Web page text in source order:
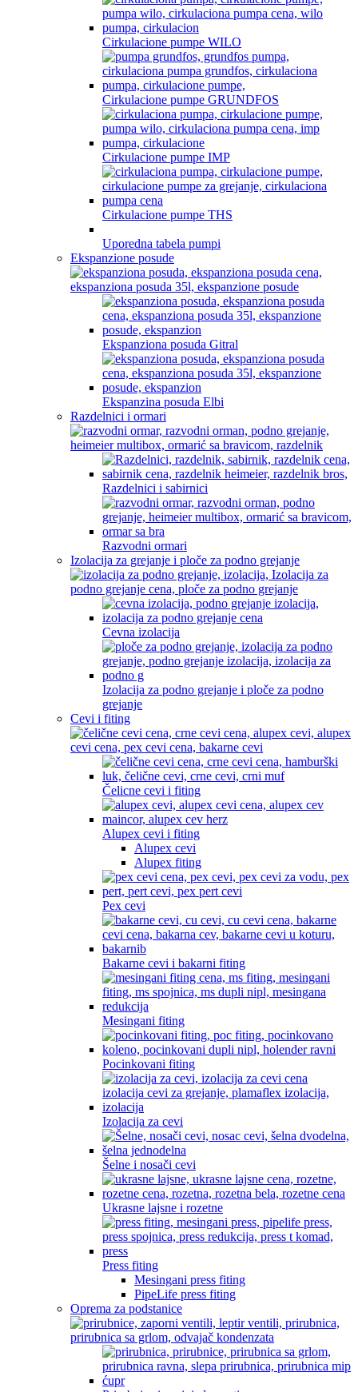
Cirkulacione pumpe WILO
Cirkulacione pumpe GRUNDFOS
Cirkulacione pumpe IMP
Cirkulacione pumpe THS
Uporedna tabela pumpi
Ekspanzione posude
Ekspanziona posuda Gitral
Ekspanzina posuda Elbi
Razdelnici i ormari
Razdelnici i sabirnici
Razvodni ormari
Izolacija za grejanje i ploče za podno grejanje
Cevna izolacija
Izolacija za podno grejanje i ploče za podno
grejanje
Cevi i fiting
Čelicne cevi i fiting
Alupex cevi i fiting
Alupex cevi
Alupex fiting
Pex cevi
Bakarne cevi i bakarni fiting
Mesingani fiting
Pocinkovani fiting
Izolacija za cevi
Šelne i nosači cevi
Ukrasne lajsne i rozetne
Press fiting
Mesingani press fiting
PipeLife press fiting
Oprema za podstanice